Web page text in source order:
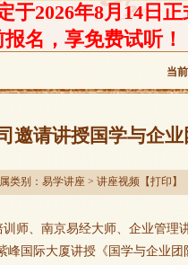
2026年8月14日正
名，享免费试听！
当
邀请讲授国学与企业
类别： 易学讲座> 讲座视频【打印 】
师、南京易经大师、企业管理
峰国际大厦讲授 《 国学与企业团